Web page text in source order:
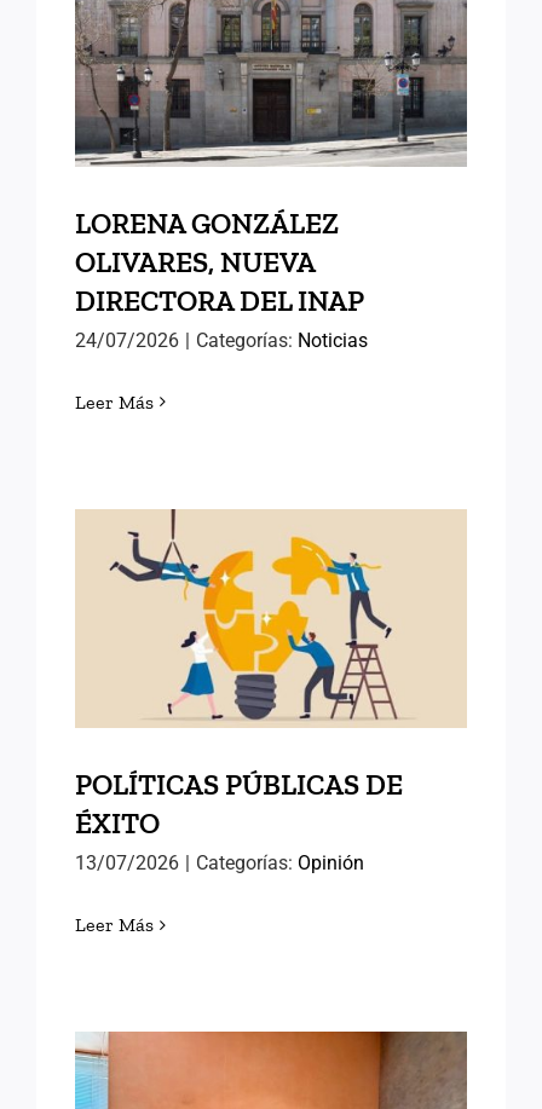
OLIVARES, NUEVA
DIRECTORA DEL INAP
LORENA GONZÁLEZ
OLIVARES, NUEVA
DIRECTORA DEL INAP
24/07/2026 | Categorías: Noticias
Leer Más
POLÍTICAS PÚBLICAS DE
ÉXITO
POLÍTICAS PÚBLICAS DE
ÉXITO
13/07/2026 | Categorías: Opinión
Leer Más